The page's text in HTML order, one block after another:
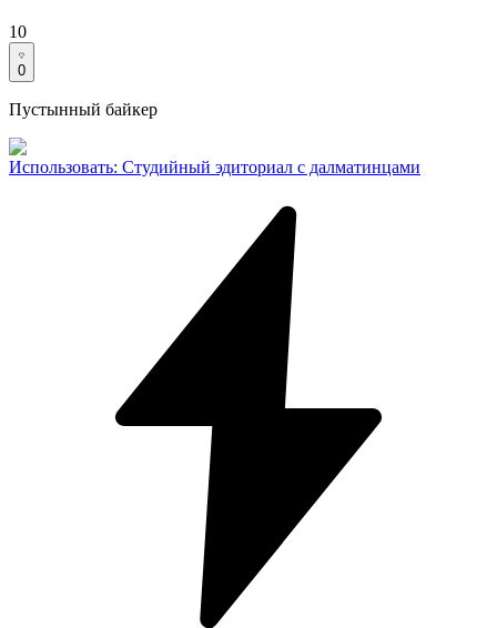
10
0
Пустынный байкер
Использовать: Студийный эдиториал с далматинцами